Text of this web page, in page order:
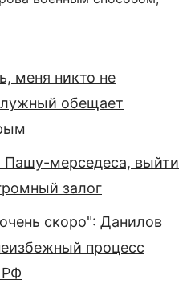
меня никто не
обещает
Пашу-мерседеса, выйти
залог
скоро": Данилов
процесс
РФ